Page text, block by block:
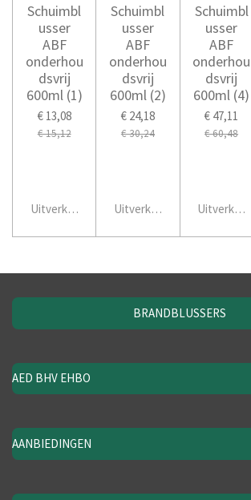
Schuimbl
usser
ABF
onderhou
dsvrij
600ml (1)
€ 13,08
€ 15,12
Uitverkocht
Schuimbl
usser
ABF
onderhou
dsvrij
600ml (2)
€ 24,18
€ 30,24
Uitverkocht
Schuimbl
usser
ABF
onderhou
dsvrij
600ml (4)
€ 47,11
€ 60,48
Uitverkocht
BRANDBLUSSERS
AED BHV EHBO
AANBIEDINGEN